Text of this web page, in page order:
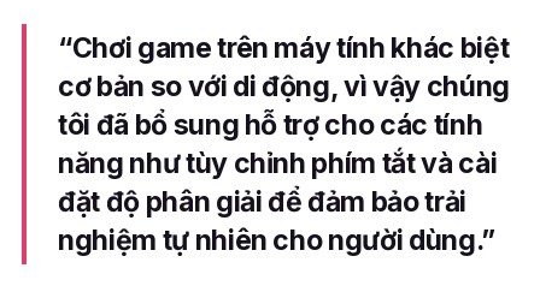
“Chơi game trên máy tính khác biệt
cơ bản so với di động, vì vậy chúng
tôi đã bổ sung hỗ trợ cho các tính
năng như tùy chỉnh phím tắt và cài
đặt độ phân giải để đảm bảo trải
nghiệm tự nhiên cho người dùng.”